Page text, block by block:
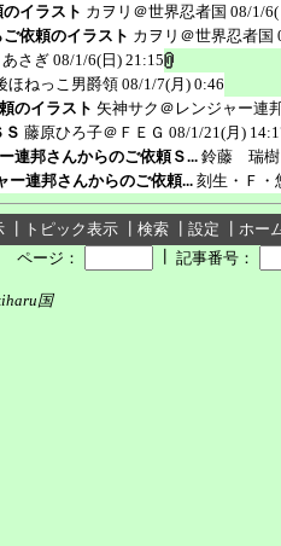
イラスト カヲリ＠世界忍者国 08/1/
依頼のイラスト カヲリ＠世界忍者国
あさぎ 08/1/6(日) 21:15
ほねっこ男爵領 08/1/7(月) 0:46
のイラスト 矢神サク＠レンジャー連
藤原ひろ子＠ＦＥＧ 08/1/21(月)
連邦さんからのご依頼Ｓ... 鈴藤 瑞樹
ー連邦さんからのご依頼... 刻生・Ｆ・
トピック表示 検索 設定
ホー
ページ：
記事番号：
国